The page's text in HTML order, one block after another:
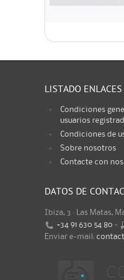
LISTADO ENLACES
Condiciones
usuarios
Condiciones de
Sobre nosotros
Contacte con
DATOS DE
Ibiza, 3 · Las Matas,
+34 91 630 54 80 -
Enviar e-mail: